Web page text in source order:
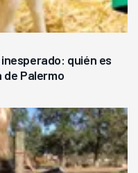
quién es
Palermo